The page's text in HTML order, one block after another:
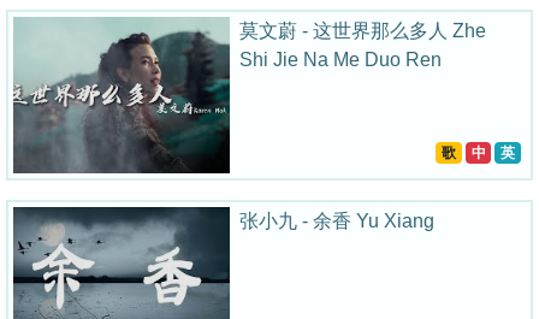
莫文蔚 - 这世界那么多人 Zhe
Shi Jie Na Me Duo Ren
歌 中 英
张小九 - 余香 Yu Xiang